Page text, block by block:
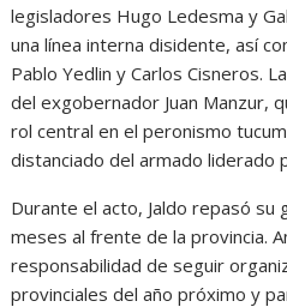
legisladores Hugo Ledesma y
una línea interna disidente, así
Pablo Yedlin y Carlos Cisneros.
del exgobernador Juan Manzur,
rol central en el peronismo
distanciado del armado liderado
Durante el acto, Jaldo repasó su
meses al frente de la provincia.
responsabilidad de seguir
provinciales del año próximo y